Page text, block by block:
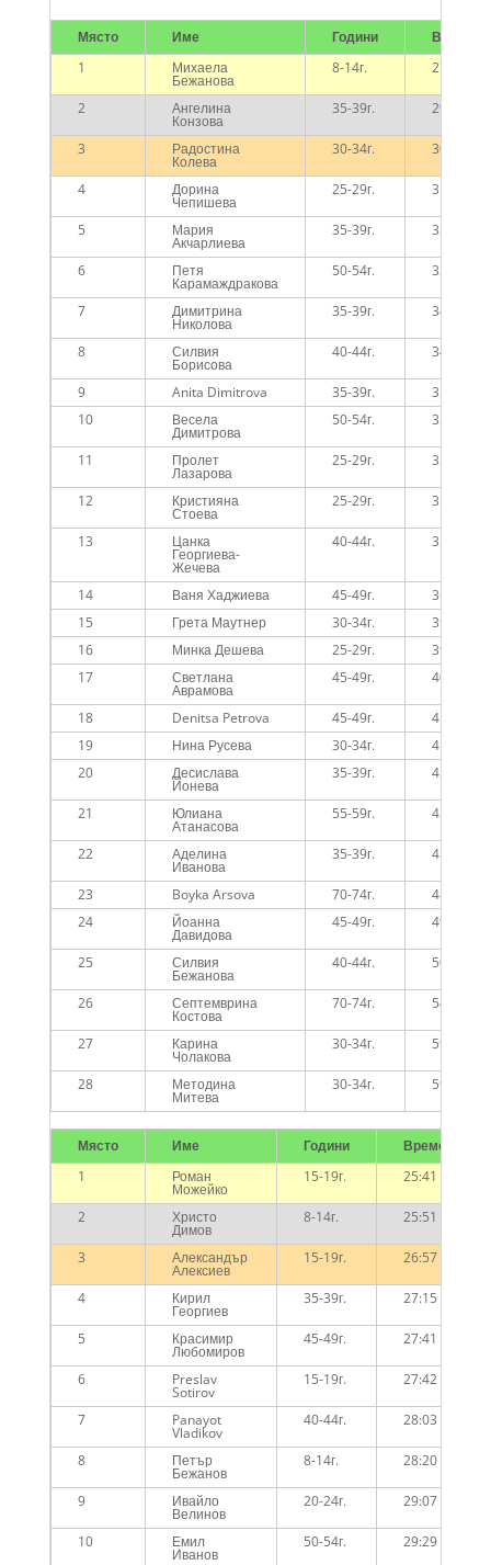
Място Име Години
Време
1
Михаела
Бежанова
8-14г. 27:55
2 Ангелина
Конзова
35-39г. 29:59
3 Радостина
Колева
30-34г. 30:19
4 Дорина
Чепишева
25-29г. 31:01
5 Мария
Акчарлиева
35-39г. 33:03
6 Петя
Карамаждракова
50-54г. 33:47
7 Димитрина
Николова
35-39г. 34:46
8 Силвия
Борисова
40-44г. 34:47
9 Anita Dimitrova 35-39г.
35:15
10
Весела
Димитрова
50-54г. 35:18
11 Пролет
Лазарова
25-29г. 35:32
12 Кристияна
Стоева
25-29г. 35:33
13 Цанка
Георгиева-
Жечева
40-44г. 35:46
14 Ваня Хаджиева 45-49г.
36:08
15
Грета Маутнер 30-34г.
39:25
16
Минка Дешева 25-29г.
39:31
17
Светлана
Аврамова
45-49г. 40:02
18 Denitsa Petrova 45-49г.
41:02
19
Нина Русева 30-34г.
41:09
20
Десислава
Йонева
35-39г. 42:08
21 Юлиана
Атанасова
55-59г. 42:39
22 Аделина
Иванова
35-39г. 45:19
23 Boyka Arsova 70-74г.
48:45
24
Йоанна
Давидова
45-49г. 49:53
25 Силвия
Бежанова
40-44г. 50:02
26 Септемврина
Костова
70-74г. 54:29
27 Карина
Чолакова
30-34г. 59:28
28 Методина
Митева
30-34г. 59:40
Място Име Години
Време
1
Роман
Можейко
15-19г. 25:41
2 Христо
Димов
8-14г. 25:51
3 Александър
Алексиев
15-19г. 26:57
4 Кирил
Георгиев
35-39г. 27:15
5 Красимир
Любомиров
45-49г. 27:41
6 Preslav
Sotirov
15-19г. 27:42
7 Panayot
Vladikov
40-44г. 28:03
8 Петър
Бежанов
8-14г. 28:20
9 Ивайло
Велинов
20-24г. 29:07
10 Емил
Иванов
50-54г. 29:29